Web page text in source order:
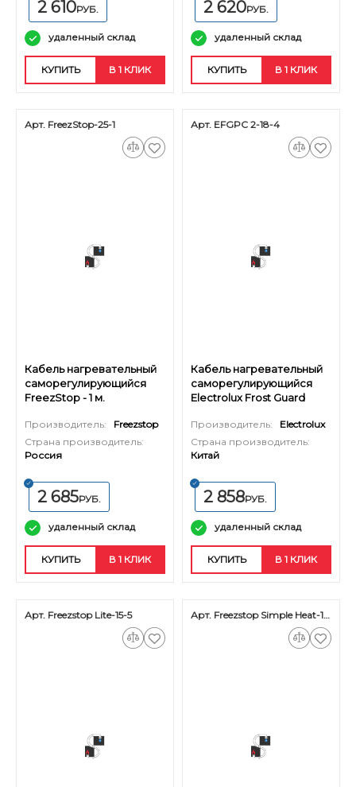
2 610РУБ.
удаленный склад
КУПИТЬ В 1 КЛИК
2 620РУБ.
удаленный склад
КУПИТЬ В 1 КЛИК
Арт. FreezStop-25-1
Кабель нагревательный
саморегулирующийся
FreezStop - 1 м.
Производитель:
Freezstop
Страна производитель:
Россия
2 685РУБ.
удаленный склад
КУПИТЬ В 1 КЛИК
Арт. EFGPC 2-18-4
Кабель нагревательный
саморегулирующийся
Electrolux Frost Guard
Производитель:
Electrolux
Страна производитель:
Китай
2 858РУБ.
удаленный склад
КУПИТЬ В 1 КЛИК
Арт. Freezstop Lite-15-5 Арт. Freezstop Simple Heat-18-5